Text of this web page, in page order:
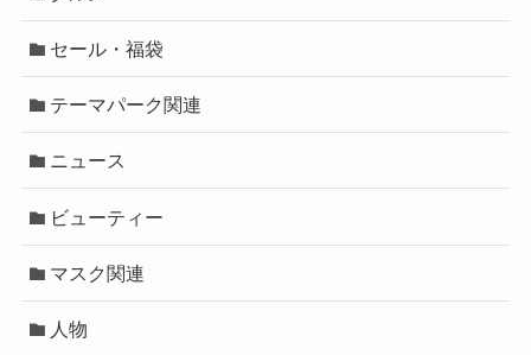
セール・福袋
テーマパーク関連
ニュース
ビューティー
マスク関連
人物